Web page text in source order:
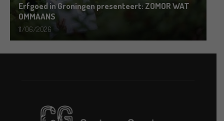
Erfgoed in Groningen presenteert: ZOMOR WAT
OMMAANS
11/06/2026